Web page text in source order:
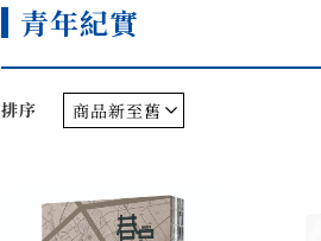
青年紀實
排序